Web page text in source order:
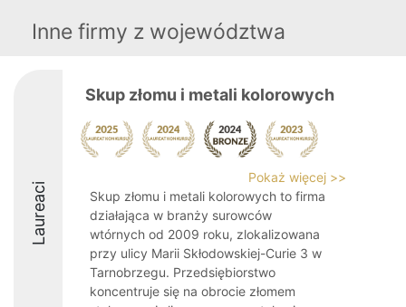
Inne firmy z województwa
Laureaci
Skup złomu i metali kolorowych
Pokaż więcej >>
Skup złomu i metali kolorowych to firma
działająca w branży surowców
wtórnych od 2009 roku, zlokalizowana
przy ulicy Marii Skłodowskiej-Curie 3 w
Tarnobrzegu. Przedsiębiorstwo
koncentruje się na obrocie złomem